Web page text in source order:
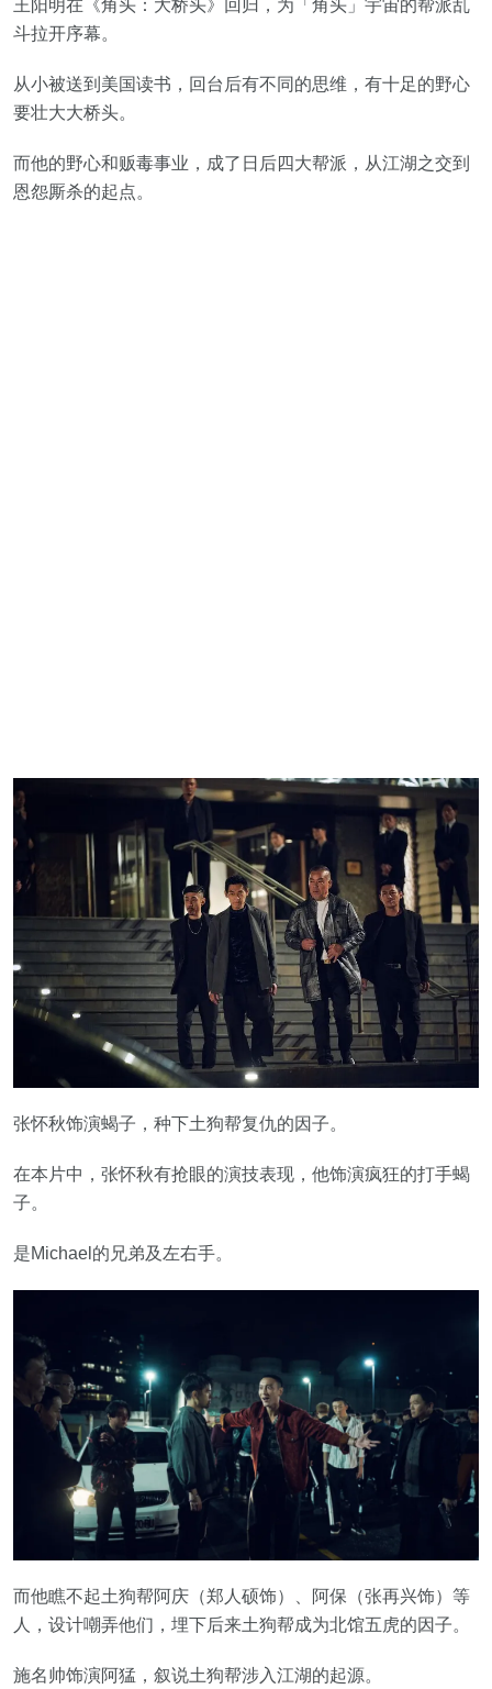
王阳明在《角头：大桥头》回归，为「角头」宇宙的帮派乱
斗拉开序幕。
从小被送到美国读书，回台后有不同的思维，有十足的野心
要壮大大桥头。
而他的野心和贩毒事业，成了日后四大帮派，从江湖之交到
恩怨厮杀的起点。
张怀秋饰演蝎子，种下土狗帮复仇的因子。
在本片中，张怀秋有抢眼的演技表现，他饰演疯狂的打手蝎
子。
是Michael的兄弟及左右手。
而他瞧不起土狗帮阿庆（郑人硕饰）、阿保（张再兴饰）等
人，设计嘲弄他们，埋下后来土狗帮成为北馆五虎的因子。
施名帅饰演阿猛，叙说土狗帮涉入江湖的起源。